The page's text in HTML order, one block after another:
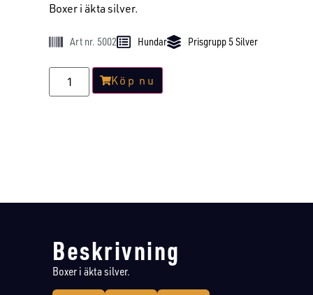
Boxer i äkta silver.
Art nr. 5002 Hundar Prisgrupp 5 Silver
Köp nu
Beskrivning
Boxer i äkta silver.